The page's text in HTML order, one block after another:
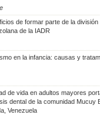
de formar parte de la división
de la IADR
en la infancia: causas y
de vida en adultos mayores
dental de la comunidad Mucuy
Venezuela